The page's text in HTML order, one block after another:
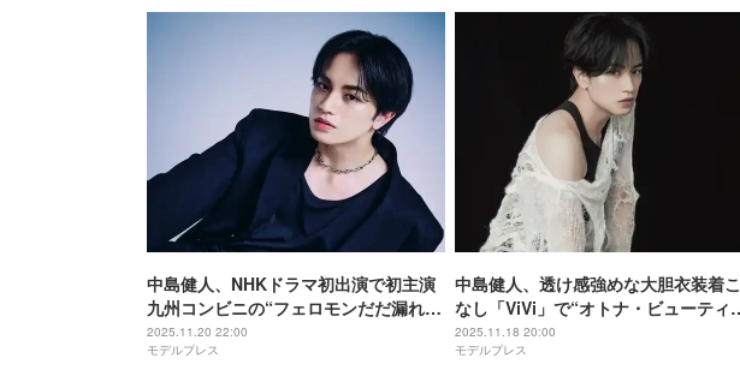
中島健人、NHKドラマ初出演で初主演
九州コンビニの“フェロモンだだ漏れ店
長”に「ついにその路線のオファーが来
た」【コンビニ兄弟】
2025.11.20 22:00
モデルプレス
中島健人、透け感強めな大胆衣装着こ
なし「ViVi」で“オトナ・ビューティ
ー”な姿披露
2025.11.18 20:00
モデルプレス